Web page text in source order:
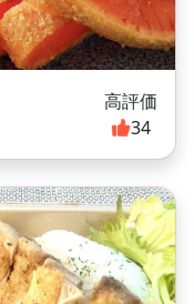
高評価
34